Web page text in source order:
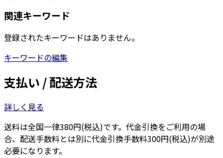
関連キーワード
登録されたキーワードはありません。
キーワードの編集
支払い / 配送方法
詳しく見る
送料は全国一律380円(税込)です。代金引換をご利用の場
合、配送手数料とは別に代金引換手数料300円(税込)が別途
必要になります。